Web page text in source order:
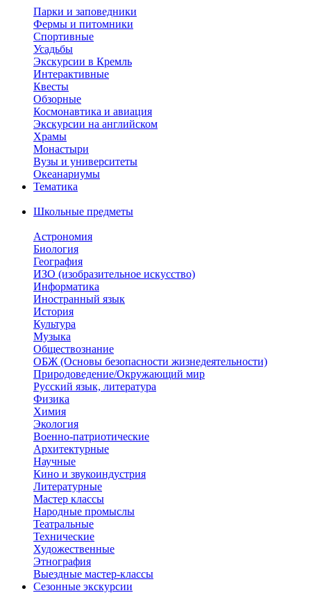
Парки и заповедники
Фермы и питомники
Спортивные
Усадьбы
Экскурсии в Кремль
Интерактивные
Квесты
Обзорные
Космонавтика и авиация
Экскурсии на английском
Храмы
Монастыри
Вузы и университеты
Океанариумы
Тематика
Школьные предметы
Астрономия
Биология
География
ИЗО (изобразительное искусство)
Информатика
Иностранный язык
История
Культура
Музыка
Обществознание
ОБЖ (Основы безопасности жизнедеятельности)
Природоведение/Окружающий мир
Русский язык, литература
Физика
Химия
Экология
Военно-патриотические
Архитектурные
Научные
Кино и звукоиндустрия
Литературные
Мастер классы
Народные промыслы
Театральные
Технические
Художественные
Этнография
Выездные мастер-классы
Сезонные экскурсии